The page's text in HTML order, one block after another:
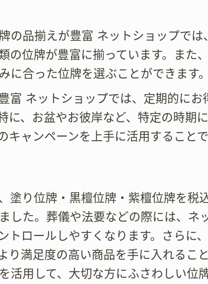
の品揃えが豊富 ネットショップでは
の位牌が豊富に揃っています。また
に合った位牌を選ぶことができます。
富 ネットショップでは、定期的にお
に、お盆やお彼岸など、特定の時期
キャンペーンを上手に活用すること
塗り位牌・黒檀位牌・紫檀位牌を税
した。葬儀や法要などの際には、ネ
トロールしやすくなります。さらに
り満足度の高い商品を手に入れるこ
活用して、大切な方にふさわしい位